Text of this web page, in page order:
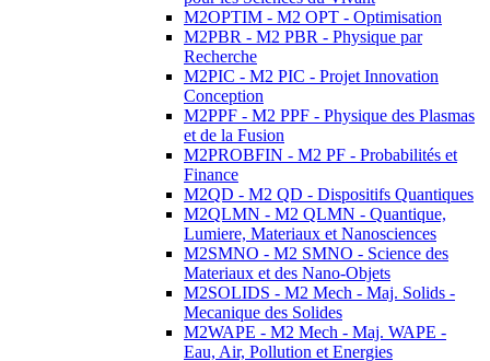
M2OPTIM - M2 OPT - Optimisation
M2PBR - M2 PBR - Physique par
Recherche
M2PIC - M2 PIC - Projet Innovation
Conception
M2PPF - M2 PPF - Physique des Plasmas
et de la Fusion
M2PROBFIN - M2 PF - Probabilités et
Finance
M2QD - M2 QD - Dispositifs Quantiques
M2QLMN - M2 QLMN - Quantique,
Lumiere, Materiaux et Nanosciences
M2SMNO - M2 SMNO - Science des
Materiaux et des Nano-Objets
M2SOLIDS - M2 Mech - Maj. Solids -
Mecanique des Solides
M2WAPE - M2 Mech - Maj. WAPE -
Eau, Air, Pollution et Energies